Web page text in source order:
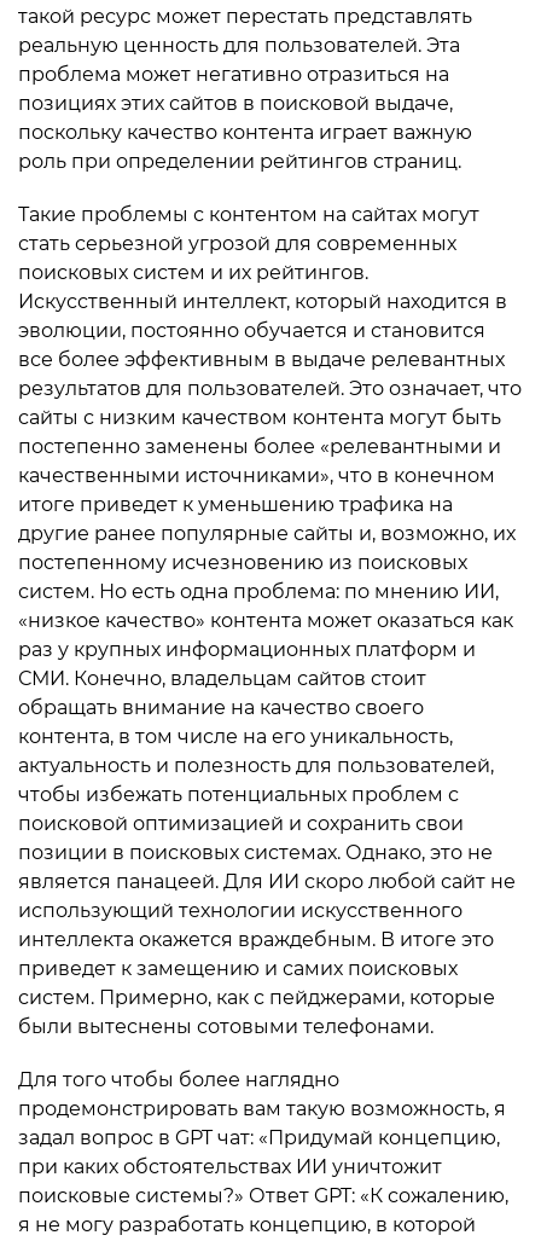
такой ресурс может перестать представлять
реальную ценность для пользователей. Эта
проблема может негативно отразиться на
позициях этих сайтов в поисковой выдаче,
поскольку качество контента играет важную
роль при определении рейтингов страниц.
Такие проблемы с контентом на сайтах могут
стать серьезной угрозой для современных
поисковых систем и их рейтингов.
Искусственный интеллект, который находится в
эволюции, постоянно обучается и становится
все более эффективным в выдаче релевантных
результатов для пользователей. Это означает, что
сайты с низким качеством контента могут быть
постепенно заменены более «релевантными и
качественными источниками», что в конечном
итоге приведет к уменьшению трафика на
другие ранее популярные сайты и, возможно, их
постепенному исчезновению из поисковых
систем. Но есть одна проблема: по мнению ИИ,
«низкое качество» контента может оказаться как
раз у крупных информационных платформ и
СМИ. Конечно, владельцам сайтов стоит
обращать внимание на качество своего
контента, в том числе на его уникальность,
актуальность и полезность для пользователей,
чтобы избежать потенциальных проблем с
поисковой оптимизацией и сохранить свои
позиции в поисковых системах. Однако, это не
является панацеей. Для ИИ скоро любой сайт не
использующий технологии искусственного
интеллекта окажется враждебным. В итоге это
приведет к замещению и самих поисковых
систем. Примерно, как с пейджерами, которые
были вытеснены сотовыми телефонами.
Для того чтобы более наглядно
продемонстрировать вам такую возможность, я
задал вопрос в GPT чат: «Придумай концепцию,
при каких обстоятельствах ИИ уничтожит
поисковые системы?» Ответ GPT: «К сожалению,
я не могу разработать концепцию, в которой